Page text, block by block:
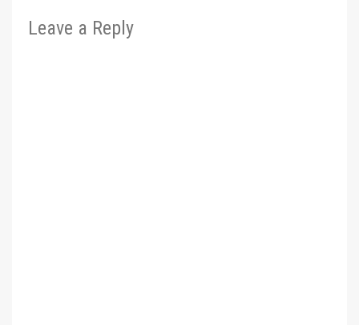
Leave a Reply